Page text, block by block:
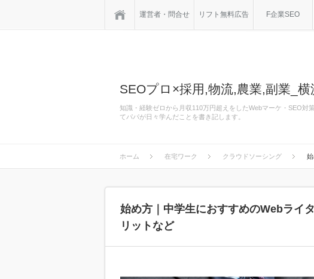
運営者・問合せ リフト無料広告 F企業SEO
SEOプロ×採用,物流,農業,副業_
知識・経験ゼロから月収110万円超えをしたWebマーケ・SEO
てパパが日々学んだことを書き記します。
ホーム 在宅ワーク クラウドソーシング
始め方｜中学生におすすめのWebライ
リットなど